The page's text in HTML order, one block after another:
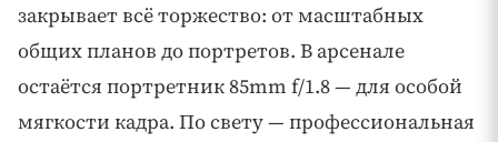
закрывает всё торжество: от масштабных
общих планов до портретов. В арсенале
остаётся портретник 85mm f/1.8 — для особой
мягкости кадра. По свету — профессиональная